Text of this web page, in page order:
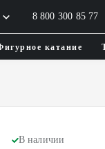
8 800 300 85 77
катание
В наличии